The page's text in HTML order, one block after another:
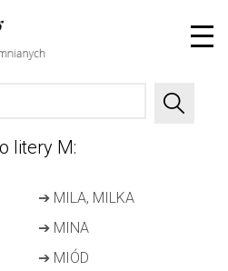
litery M:
➔MILA, MILKA
➔MINA
➔MIÓD